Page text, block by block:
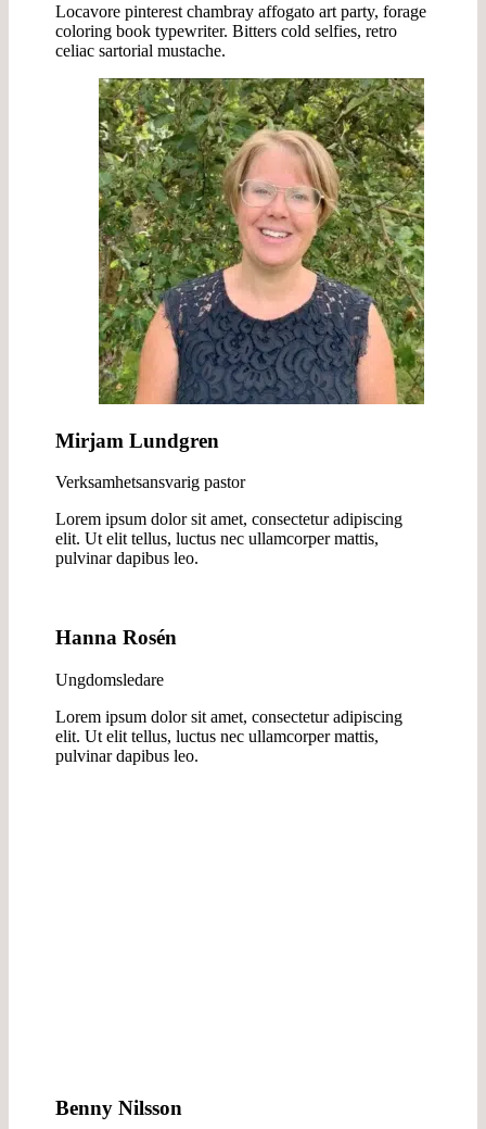
Locavore pinterest chambray affogato art party, forage
coloring book typewriter. Bitters cold selfies, retro
celiac sartorial mustache.
Mirjam Lundgren
Verksamhetsansvarig pastor
Lorem ipsum dolor sit amet, consectetur adipiscing
elit. Ut elit tellus, luctus nec ullamcorper mattis,
pulvinar dapibus leo.
Hanna Rosén
Ungdomsledare
Lorem ipsum dolor sit amet, consectetur adipiscing
elit. Ut elit tellus, luctus nec ullamcorper mattis,
pulvinar dapibus leo.
Benny Nilsson